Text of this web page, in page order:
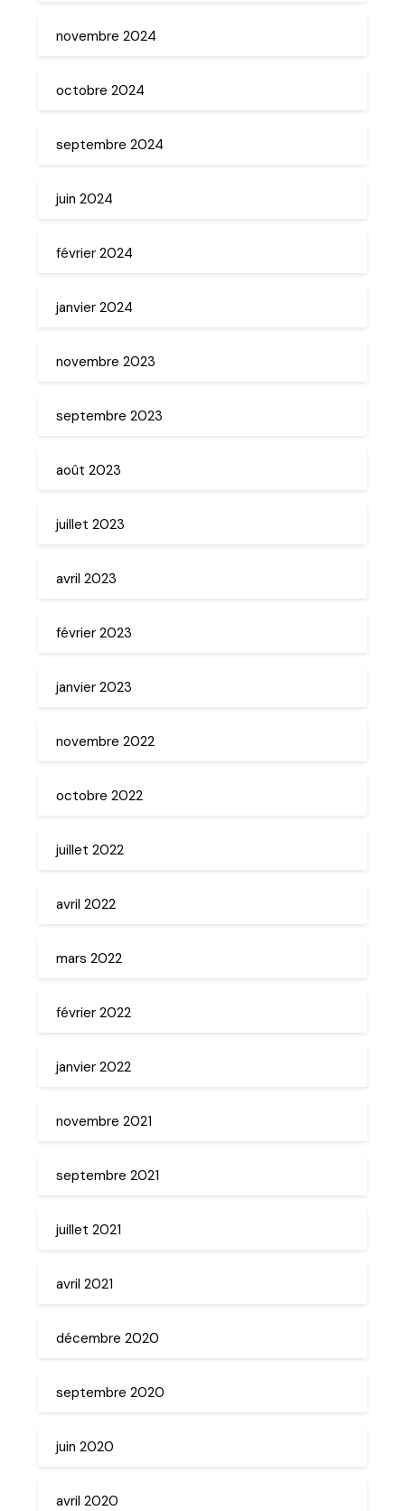
novembre 2024
octobre 2024
septembre 2024
juin 2024
février 2024
janvier 2024
novembre 2023
septembre 2023
août 2023
juillet 2023
avril 2023
février 2023
janvier 2023
novembre 2022
octobre 2022
juillet 2022
avril 2022
mars 2022
février 2022
janvier 2022
novembre 2021
septembre 2021
juillet 2021
avril 2021
décembre 2020
septembre 2020
juin 2020
avril 2020